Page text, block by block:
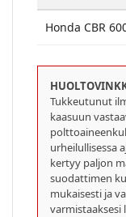
Honda CBR
Tukkeutunut
kaasuun
urheilullisessa
kertyy paljon
suodattimen
mukaisesti ja